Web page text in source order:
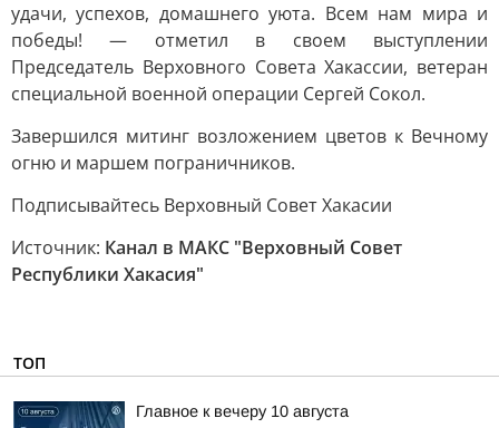
удачи, успехов, домашнего уюта. Всем нам мира и
победы! — отметил в своем выступлении
Председатель Верховного Совета Хакассии, ветеран
специальной военной операции Сергей Сокол.
Завершился митинг возложением цветов к Вечному
огню и маршем пограничников.
Подписывайтесь Верховный Совет Хакасии
Источник: Канал в МАКС "Верховный Совет
Республики Хакасия"
ТОП
Главное к вечеру 10 августа